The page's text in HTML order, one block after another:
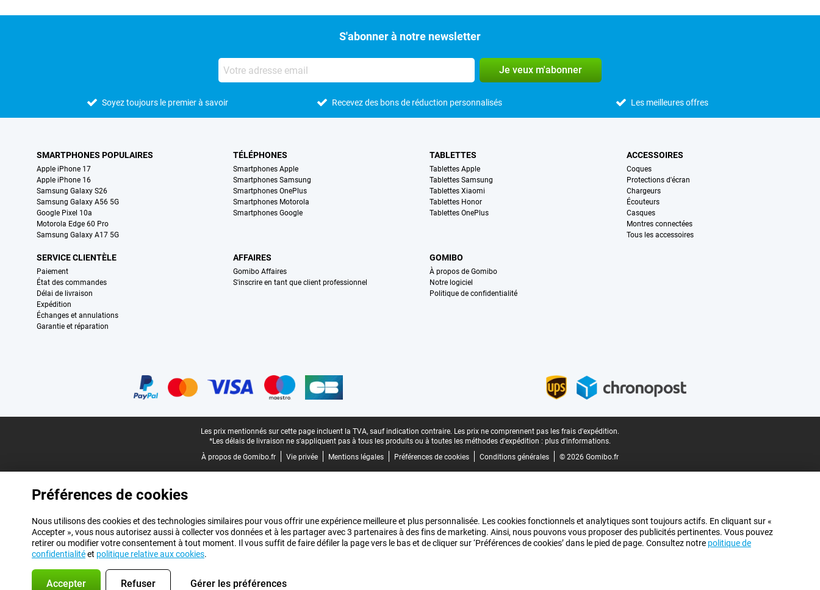
S'abonner à notre newsletter
Je veux m'abonner
Soyez toujours le premier à savoir Recevez des bons de réduction personnalisés Les meilleures offres
SMARTPHONES POPULAIRES
Apple iPhone 17
Apple iPhone 16
Samsung Galaxy S26
Samsung Galaxy A56 5G
Google Pixel 10a
Motorola Edge 60 Pro
Samsung Galaxy A17 5G
TÉLÉPHONES
Smartphones Apple
Smartphones Samsung
Smartphones OnePlus
Smartphones Motorola
Smartphones Google
TABLETTES
Tablettes Apple
Tablettes Samsung
Tablettes Xiaomi
Tablettes Honor
Tablettes OnePlus
ACCESSOIRES
Coques
Protections d'écran
Chargeurs
Écouteurs
Casques
Montres connectées
Tous les accessoires
SERVICE CLIENTÈLE
Paiement
État des commandes
Délai de livraison
Expédition
Échanges et annulations
Garantie et réparation
AFFAIRES
Gomibo Affaires
S'inscrire en tant que client professionnel
GOMIBO
À propos de Gomibo
Notre logiciel
Politique de confidentialité
Les prix mentionnés sur cette page incluent la TVA, sauf indication contraire. Les prix ne comprennent pas les frais d'expédition.
*Les délais de livraison ne s'appliquent pas à tous les produits ou à toutes les méthodes d'expédition : plus d'informations.
À propos de Gomibo.fr
Vie privée Mentions légales Préférences de cookies Conditions générales © 2026 Gomibo.fr
Préférences de cookies
Nous utilisons des cookies et des technologies similaires pour vous offrir une expérience meilleure et plus personnalisée. Les cookies fonctionnels et analytiques sont toujours actifs. En cliquant sur «
Accepter », vous nous autorisez aussi à collecter vos données et à les partager avec 3 partenaires à des fins de marketing. Ainsi, nous pouvons vous proposer des publicités pertinentes. Vous pouvez
retirer ou modifier votre consentement à tout moment. Il vous suffit de faire défiler la page vers le bas et de cliquer sur ‘Préférences de cookies’ dans le pied de page. Consultez notre politique de
confidentialitéet politique relative aux cookies.
Accepter Refuser Gérer les préférences